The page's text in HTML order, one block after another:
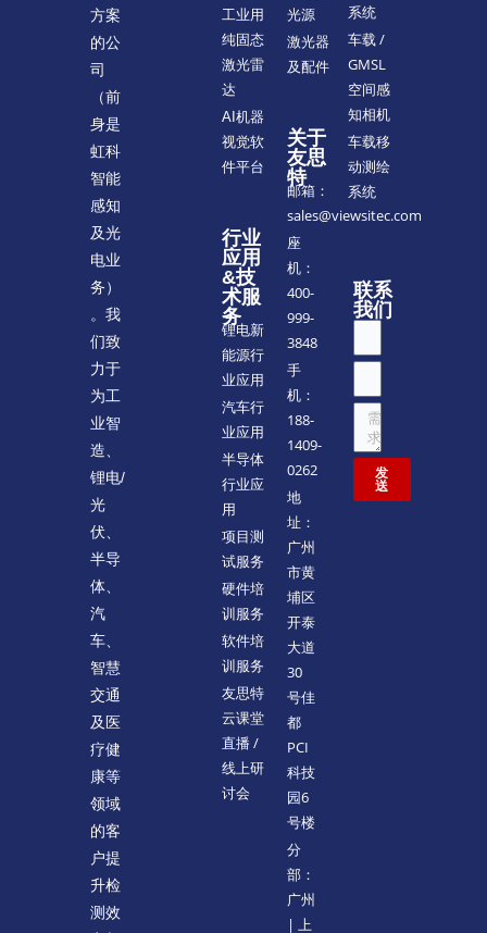
方案
的公
司
（前
身是
虹科
智能
感知
及光
电业
务）
。我
们致
力于
为工
业智
造、
锂电/
光
伏、
半导
体、
汽
车、
智慧
交通
及医
疗健
康等
领域
的客
户提
升检
测效
工业用
纯固态
激光雷
达
AI机器
视觉软
件平台
行业
应用
&技
术服
务
锂电新
能源行
业应用
汽车行
业应用
半导体
行业应
用
项目测
试服务
硬件培
训服务
软件培
训服务
友思特
云课堂
直播 /
线上研
讨会
光源
激光器
及配件
关于
友思
特
邮箱：
sales@viewsitec.com
座
机：
400-
999-
3848
手
机：
188-
1409-
0262
地
址：
广州
市黄
埔区
开泰
大道
30
号佳
都
PCI
科技
园6
号楼
分
部：
广州
| 上
系统
车载 /
GMSL
空间感
知相机
车载移
动测绘
系统
联系
我们
发
送